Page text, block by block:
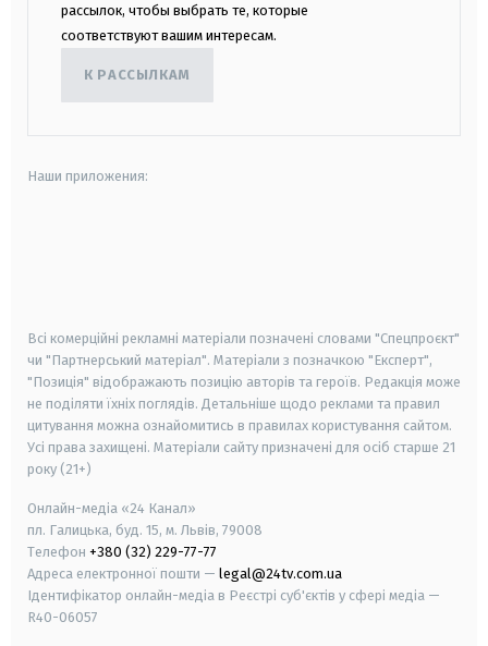
рассылок, чтобы выбрать те, которые
соответствуют вашим интересам.
К РАССЫЛКАМ
Наши приложения:
Всі комерційні рекламні матеріали позначені словами "Спецпроєкт"
чи "Партнерський матеріал". Матеріали з позначкою "Експерт",
"Позиція" відображають позицію авторів та героїв. Редакція може
не поділяти їхніх поглядів. Детальніше щодо реклами та правил
цитування можна ознайомитись в правилах користування сайтом.
Усі права захищені. Матеріали сайту призначені для осіб старше 21
року (21+)
Онлайн-медіа «24 Канал»
пл. Галицька, буд. 15, м. Львів, 79008
Телефон +380 (32) 229-77-77
Адреса електронної пошти — legal@24tv.com.ua
Ідентифікатор онлайн-медіа в Реєстрі суб'єктів у сфері медіа —
R40-06057